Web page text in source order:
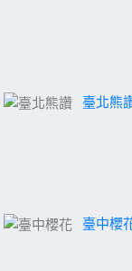
臺北熊
臺中櫻